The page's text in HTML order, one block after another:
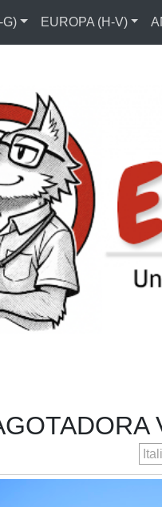
G) EUROPA (H-V)